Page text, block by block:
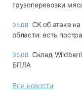
грузоперевозки
05.08 СК об атаке
области: есть
05.08 Склад
БПЛА
Все новости